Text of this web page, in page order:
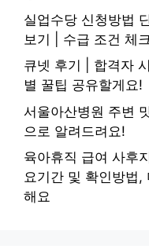
실업수당 신청방법
보기 | 수급 조건 체
큐넷 후기 | 합격자
별 꿀팁 공유할게요!
서울아산병원 주변
으로 알려드려요!
육아휴직 급여 사후
요기간 및 확인방법,
해요